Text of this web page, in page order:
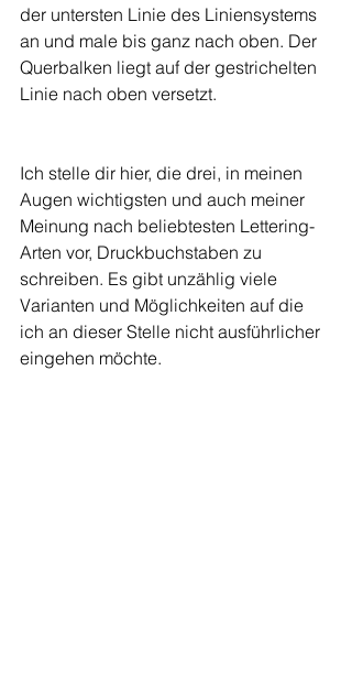
der untersten Linie des Liniensystems
an und male bis ganz nach oben. Der
Querbalken liegt auf der gestrichelten
Linie nach oben versetzt.
Ich stelle dir hier, die drei, in meinen
Augen wichtigsten und auch meiner
Meinung nach beliebtesten Lettering-
Arten vor, Druckbuchstaben zu
schreiben. Es gibt unzählig viele
Varianten und Möglichkeiten auf die
ich an dieser Stelle nicht ausführlicher
eingehen möchte.